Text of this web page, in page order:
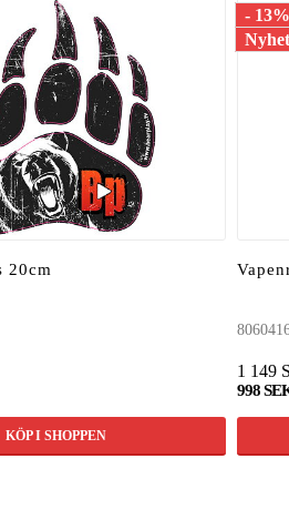
20cm
KÖP I SHOPPEN
- 13%
1 149
998